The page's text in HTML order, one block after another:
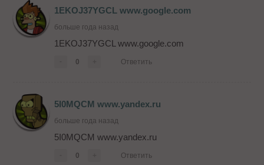
1EKOJ37YGCL www.google.com
больше года назад
1EKOJ37YGCL www.google.com
0 Ответить
5I0MQCM www.yandex.ru
больше года назад
5I0MQCM www.yandex.ru
0 Ответить